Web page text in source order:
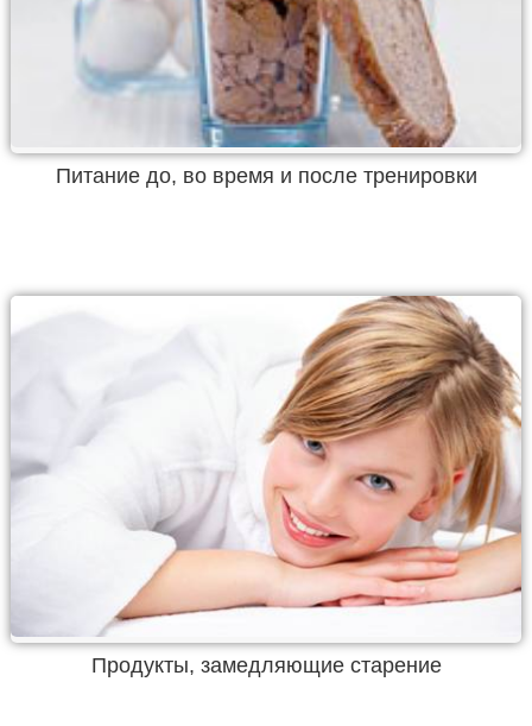
Питание до, во время и после тренировки
Продукты, замедляющие старение